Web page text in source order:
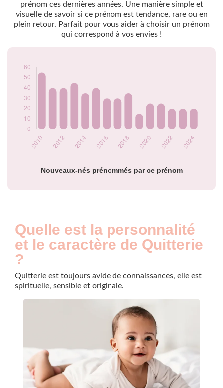
prénom ces dernières années. Une manière simple et
visuelle de savoir si ce prénom est tendance, rare ou en
plein retour. Parfait pour vous aider à choisir un prénom
qui correspond à vos envies !
Nouveaux-nés prénommés par ce prénom
Popularité du
2013
45
2014
35
2015
40
2019
15
2021
2022
2023
20
Quelle est la personnalité
et le caractère de Quitterie
?
Quitterie est toujours avide de connaissances, elle est
spirituelle, sensible et originale.